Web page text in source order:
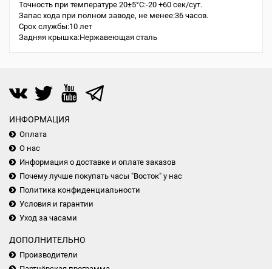
Точность при температуре 20±5°С:-20 +60 сек/сут.
Запас хода при полном заводе, не менее:36 часов.
Срок службы:10 лет
Задняя крышка:Нержавеющая сталь
ИНФОРМАЦИЯ
Оплата
О нас
Информация о доставке и оплате заказов
Почему лучше покупать часы "Восток" у нас
Политика конфиденциальности
Условия и гарантии
Уход за часами
ДОПОЛНИТЕЛЬНО
Производители